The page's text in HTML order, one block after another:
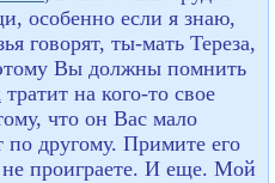
особенно если я знаю,
говорят, ты-мать Тереза,
Вы должны помнить
тратит на кого-то свое
что он Вас мало
другому. Примите его
проиграете. И еще. Мой